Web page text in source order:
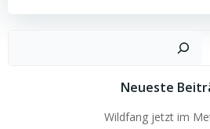
Neueste
Wildfang jetzt im